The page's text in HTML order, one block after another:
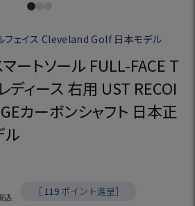
フェイス Cleveland Golf 日本モデル
マートソール FULL-FACE T
ディース 右用 UST RECOI
カーボンシャフト 日本正
ル
込 ［119 ポイント進呈］